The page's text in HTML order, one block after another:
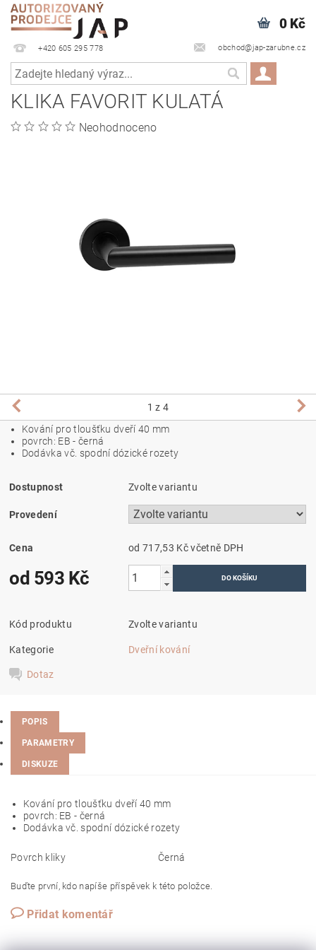
+420 605 295 778 obchod@jap-zarubne.cz
0 Kč
KLIKA FAVORIT KULATÁ
Neohodnoceno
1 z 4
Kování pro tloušťku dveří 40 mm
povrch: EB - černá
Dodávka vč. spodní dózické rozety
Dostupnost Zvolte variantu
Provedení
Cena od 717,53 Kčvčetně DPH
od 593 Kč
Kód produktu Zvolte variantu
Kategorie Dveřní kování
Dotaz
POPIS
PARAMETRY
DISKUZE
Kování pro tloušťku dveří 40 mm
povrch: EB - černá
Dodávka vč. spodní dózické rozety
Povrch kliky Černá
Buďte první, kdo napíše příspěvek k této položce.
Přidat komentář